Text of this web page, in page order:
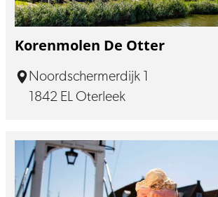
Korenmolen De Otter
Noordschermerdijk 1
1842 EL Oterleek